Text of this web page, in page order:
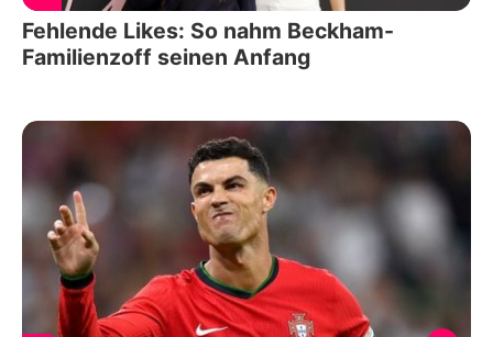
Fehlende Likes: So nahm Beckham-
Familienzoff seinen Anfang